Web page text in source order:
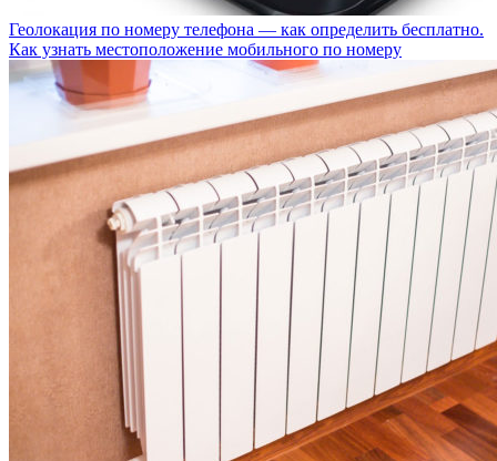
Геолокация по номеру телефона — как определить бесплатно.
Как узнать местоположение мобильного по номеру